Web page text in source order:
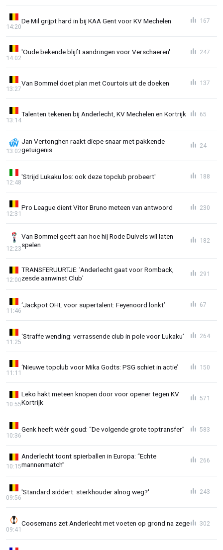
De Mil grijpt hard in bij KAA Gent voor KV Mechelen
14:20
167
'Oude bekende blijft aandringen voor Verschaeren'
14:02
247
Van Bommel doet plan met Courtois uit de doeken
13:27
137
Talenten tekenen bij Anderlecht, KV Mechelen en Kortrijk
13:14
65
Jan Vertonghen raakt diepe snaar met pakkende
getuigenis
13:02
24
'Strijd Lukaku los: ook deze topclub probeert'
12:48
188
Pro League dient Vitor Bruno meteen van antwoord
12:31
230
Van Bommel geeft aan hoe hij Rode Duivels wil laten
spelen
12:23
182
TRANSFERUURTJE: 'Anderlecht gaat voor Romback,
zesde aanwinst Club'
12:00
291
‘Jackpot OHL voor supertalent: Feyenoord lonkt’
11:46
67
‘Straffe wending: verrassende club in pole voor Lukaku’
11:25
264
‘Nieuwe topclub voor Mika Godts: PSG schiet in actie’
11:11
150
Leko hakt meteen knopen door voor opener tegen KV
Kortrijk
10:55
571
Genk heeft wéér goud: “De volgende grote toptransfer”
10:36
583
Anderlecht toont spierballen in Europa: “Echte
mannenmatch”
10:15
266
'Standard siddert: sterkhouder alnog weg?'
09:56
243
Coosemans zet Anderlecht met voeten op grond na zege
09:41
302